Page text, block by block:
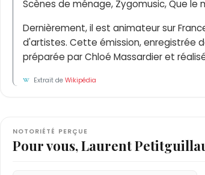
Scènes de ménage, Zygomusic, Que le
Dernièrement, il est animateur sur
d'artistes. Cette émission, enregistrée
préparée par Chloé Massardier et
Extrait deWikipédia
NOTORIÉTÉ PERÇUE
Pour vous, Laurent